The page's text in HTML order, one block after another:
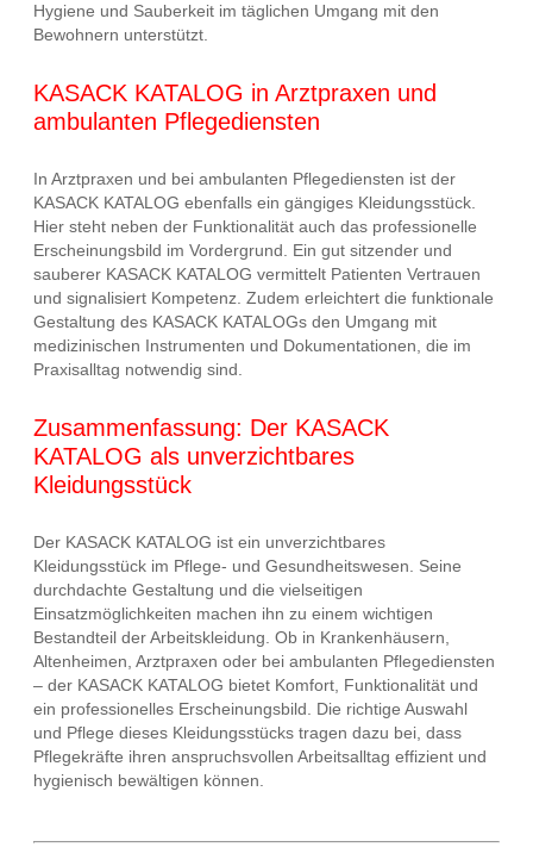
Hygiene und Sauberkeit im täglichen Umgang mit den
Bewohnern unterstützt.
KASACK KATALOG in Arztpraxen und
ambulanten Pflegediensten
In Arztpraxen und bei ambulanten Pflegediensten ist der
KASACK KATALOG ebenfalls ein gängiges Kleidungsstück.
Hier steht neben der Funktionalität auch das professionelle
Erscheinungsbild im Vordergrund. Ein gut sitzender und
sauberer KASACK KATALOG vermittelt Patienten Vertrauen
und signalisiert Kompetenz. Zudem erleichtert die funktionale
Gestaltung des KASACK KATALOGs den Umgang mit
medizinischen Instrumenten und Dokumentationen, die im
Praxisalltag notwendig sind.
Zusammenfassung: Der KASACK
KATALOG als unverzichtbares
Kleidungsstück
Der KASACK KATALOG ist ein unverzichtbares
Kleidungsstück im Pflege- und Gesundheitswesen. Seine
durchdachte Gestaltung und die vielseitigen
Einsatzmöglichkeiten machen ihn zu einem wichtigen
Bestandteil der Arbeitskleidung. Ob in Krankenhäusern,
Altenheimen, Arztpraxen oder bei ambulanten Pflegediensten
– der KASACK KATALOG bietet Komfort, Funktionalität und
ein professionelles Erscheinungsbild. Die richtige Auswahl
und Pflege dieses Kleidungsstücks tragen dazu bei, dass
Pflegekräfte ihren anspruchsvollen Arbeitsalltag effizient und
hygienisch bewältigen können.